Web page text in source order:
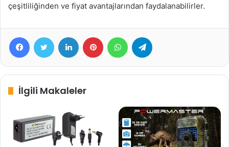
çeşitliliğinden ve fiyat avantajlarından faydalanabilirler.
FacebookTwitter LinkedIn Pinterest WhatsApp
İlgili Makaleler